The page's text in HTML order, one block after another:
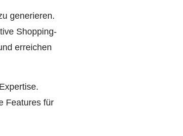
generieren.
Shopping-
erreichen
Features für